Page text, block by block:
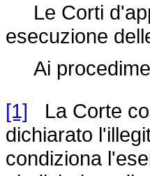
Le Corti
esecuzione
Ai
[1] La Corte
dichiarato
condiziona